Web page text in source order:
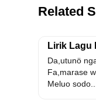
Related
Lirik Lagu
Da,utunö
Fa,marase
Meluo